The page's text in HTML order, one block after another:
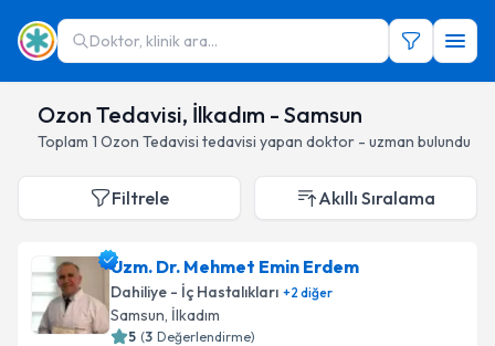
Doktor, klinik ara...
Ozon Tedavisi, İlkadım - Samsun
Toplam 1 Ozon Tedavisi tedavisi yapan doktor - uzman bulundu
Filtrele Akıllı Sıralama
Uzm. Dr. Mehmet Emin Erdem
Dahiliye - İç Hastalıkları +2 diğer
Samsun, İlkadım
5 (3 Değerlendirme)